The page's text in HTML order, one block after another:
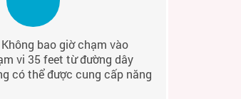
bao giờ chạm vào
vi 35 feet từ đường dây
có thể được cung cấp năng